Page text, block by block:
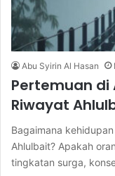
Abu Syirin Al Hasan
Pertemuan di
Riwayat
Bagaimana
Ahlulbait? Apakah
tingkatan surga,